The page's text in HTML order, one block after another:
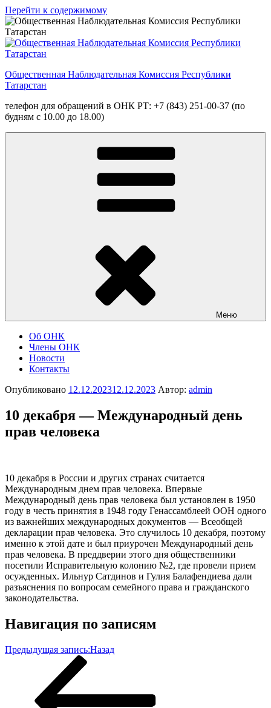
Перейти к содержимому
Общественная Наблюдательная Комиссия Республики
Татарстан
телефон для обращений в ОНК РТ: +7 (843) 251-00-37 (по
будням с 10.00 до 18.00)
Меню
Об ОНК
Члены ОНК
Новости
Контакты
Опубликовано 12.12.202312.12.2023 Автор: admin
10 декабря — Международный день
прав человека
10 декабря в России и других странах считается
Международным днем прав человека. Впервые
Международный день прав человека был установлен в 1950
году в честь принятия в 1948 году Генассамблеей ООН одного
из важнейших международных документов — Всеобщей
декларации прав человека. Это случилось 10 декабря, поэтому
именно к этой дате и был приурочен Международный день
прав человека. В преддверии этого дня общественники
посетили Исправительную колонию №2, где провели прием
осужденных. Ильнур Сатдинов и Гулия Балафендиева дали
разъяснения по вопросам семейного права и гражданского
законодательства.
Навигация по записям
Предыдущая запись:Назад